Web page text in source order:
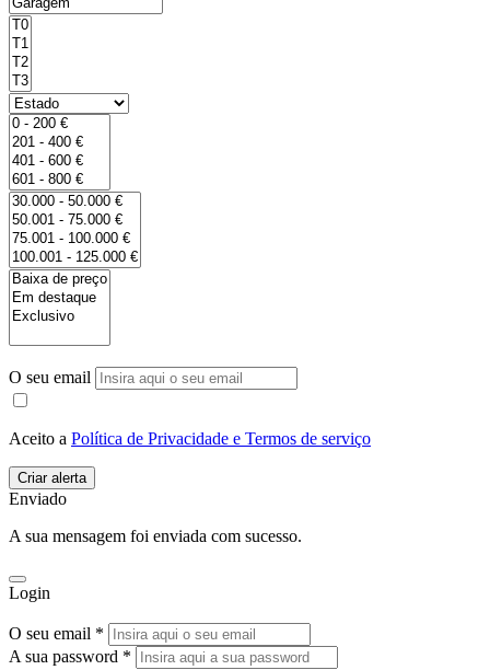
O seu email
Aceito a Política de Privacidade e Termos de serviço
Enviado
A sua mensagem foi enviada com sucesso.
Login
O seu email *
A sua password *